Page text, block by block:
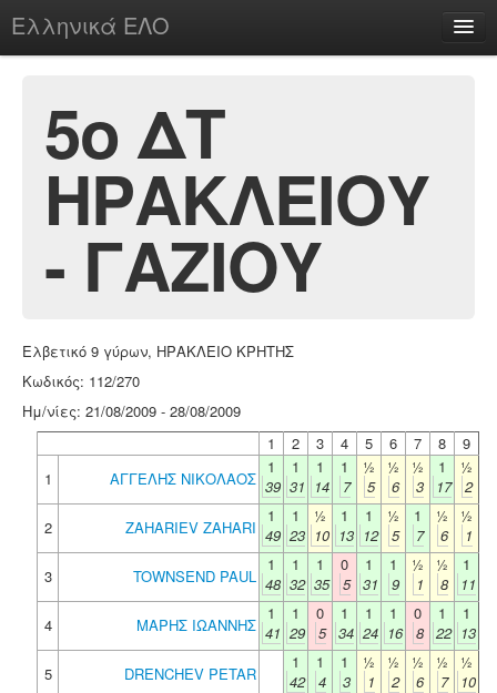
Ελληνικά ΕΛΟ
chesstu.be @ discord
Login
5ο ΔΤ
ΗΡΑΚΛΕΙΟΥ
- ΓΑΖΙΟΥ
Ελβετικό 9 γύρων, ΗΡΑΚΛΕΙΟ ΚΡΗΤΗΣ
Κωδικός: 112/270
Ημ/νίες: 21/08/2009 - 28/08/2009
1
2 3 4 5 6 7 8
9
1
ΑΓΓΕΛΗΣ ΝΙΚΟΛΑΟΣ
1
39
1
31
1
14
1
7
½
5
½
6
½
3
1
17
½
2
2
ZAHARIEV ZAHARI
1
49
1
23
½
10
1
13
1
12
½
5
1
7
½
6
½
1
3
TOWNSEND PAUL
1
48
1
32
1
35
0
5
1
31
1
9
½
1
½
8
1
11
4
ΜΑΡΗΣ ΙΩΑΝΝΗΣ
1
41
1
29
0
5
1
34
1
24
1
16
0
8
1
22
1
13
5
DRENCHEV PETAR
1
42
1
4
1
3
½
1
½
2
½
6
½
7
½
10